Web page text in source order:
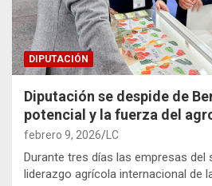
DIPUTACIÓN
Diputación se despide de
potencial y la fuerza del
febrero 9, 2026 LC
Durante tres días las empresas
liderazgo agrícola internacional de